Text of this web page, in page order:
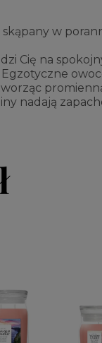
w
Cię na
Egzotyczne
nadają